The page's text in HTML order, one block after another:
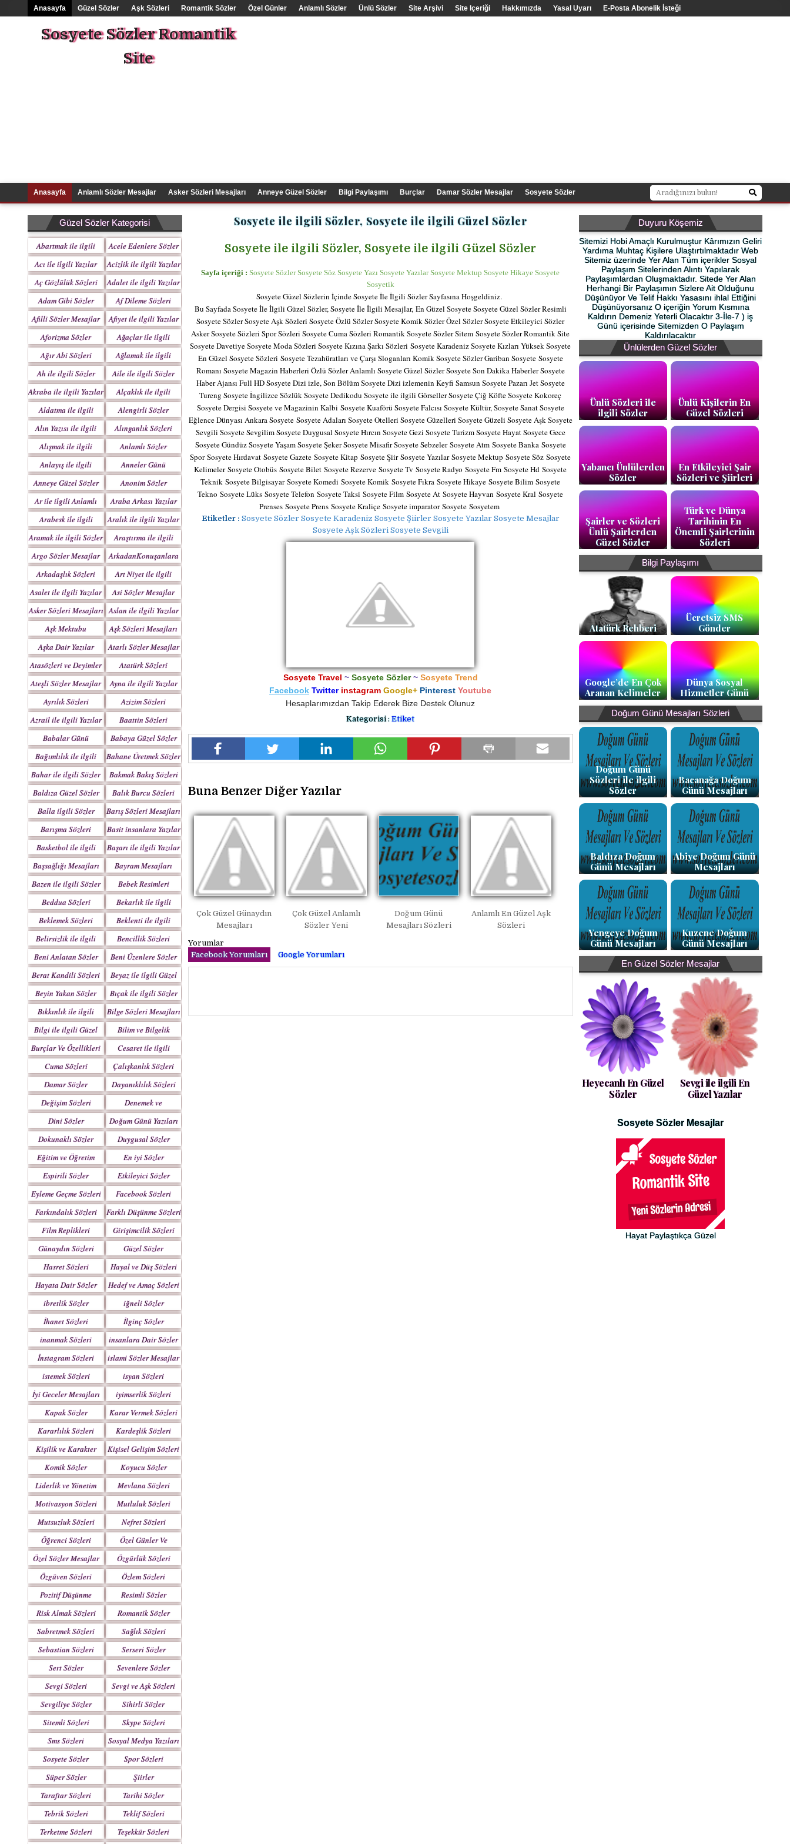
Anasayfa Güzel Sözler Aşk Sözleri Romantik Sözler Özel Günler Anlamlı Sözler Ünlü Sözler Site Arşivi Site Içeriği Hakkımızda Yasal Uyarı E-Posta Abonelik İsteği
Sosyete Sözler Romantik
Site
Anasayfa Anlamlı Sözler Mesajlar Asker Sözleri Mesajları Anneye Güzel Sözler Bilgi Paylaşımı Burçlar Damar Sözler Mesajlar Sosyete Sözler
Güzel Sözler Kategorisi
Abartmak ile ilgili
Yazılar
Acele Edenlere Sözler
Acı ile ilgili Yazılar
Acizlik ile ilgili Yazılar
Aç Gözlülük Sözleri
Adalet ile ilgili Yazılar
Adam Gibi Sözler
Mesajlar
Af Dileme Sözleri
Mesajları
Afilli Sözler Mesajlar
Afiyet ile ilgili Yazılar
Aforizma Sözler
Mesajlar
Ağaçlar ile ilgili
Yazılar
Ağır Abi Sözleri
Mesajları
Ağlamak ile ilgili
Yazılar
Ah ile ilgili Sözler
Aile ile ilgili Sözler
Akraba ile ilgili Yazılar
Alçaklık ile ilgili
Yazılar
Aldatma ile ilgili
Yazıları
Alengirli Sözler
Mesajlar
Alın Yazısı ile ilgili
Sözler
Alınganlık Sözleri
Alışmak ile ilgili
Yazılar
Anlamlı Sözler
Mesajlar
Anlayış ile ilgili
Yazılar
Anneler Günü
Mesajları
Anneye Güzel Sözler
Anonim Sözler
Ar ile ilgili Anlamlı
Sözler
Araba Arkası Yazılar
Arabesk ile ilgili
Yazılar
Aralık ile ilgili Yazılar
Aramak ile ilgili Sözler
Araştırma ile ilgili
Sözler
Argo Sözler Mesajlar
ArkadanKonuşanlara
Sözler
Arkadaşlık Sözleri
Mesajları
Art Niyet ile ilgili
Yazılar
Asalet ile ilgili Yazılar
Asi Sözler Mesajlar
Asker Sözleri Mesajları Aslan ile ilgili Yazılar
Aşk Mektubu
Mektupları
Aşk Sözleri Mesajları
Aşka Dair Yazılar
Atarlı Sözler Mesajlar
Atasözleri ve Deyimler
Atatürk Sözleri
Mesajları
Ateşli Sözler Mesajlar
Ayna ile ilgili Yazılar
Ayrılık Sözleri
Mesajları
Azizim Sözleri
Mesajları
Azrail ile ilgili Yazılar
Baattin Sözleri
Mesajları
Babalar Günü
Babaya Güzel Sözler
Bağımlılık ile ilgili
Yazılar
Bahane Üretmek Sözler
Bahar ile ilgili Sözler
Yazılar
Bakmak Bakış Sözleri
Baldıza Güzel Sözler
Balık Burcu Sözleri
Balla ilgili Sözler
Barış Sözleri Mesajları
Barışma Sözleri
Mesajları
Basit insanlara Yazılar
Basketbol ile ilgili
Sözler
Başarı ile ilgili Yazılar
Başsağlığı Mesajları
Bayram Mesajları
Sözleri
Bazen ile ilgili Sözler
Mesajlar
Bebek Resimleri
Beddua Sözleri
Mesajları
Bekarlık ile ilgili
Sözler
Beklemek Sözleri
Beklenti ile ilgili
Sözler
Belirsizlik ile ilgili
Sözler
Bencillik Sözleri
Mesajları
Beni Anlatan Sözler
Beni Üzenlere Sözler
Berat Kandili Sözleri
Mesajları
Beyaz ile ilgili Güzel
Sözler
Beyin Yakan Sözler
Bıçak ile ilgili Sözler
Bıkkınlık ile ilgili
Sözler
Bilge Sözleri Mesajları
Bilgi ile ilgili Güzel
Sözler
Bilim ve Bilgelik
Sözleri
Burçlar Ve Özellikleri
Cesaret ile ilgili
Yazılar
Cuma Sözleri
Çalışkanlık Sözleri
Damar Sözler
Dayanıklılık Sözleri
Değişim Sözleri
Denemek ve
Çabalamak Sözleri
Dini Sözler
Doğum Günü Yazıları
Dokunaklı Sözler
Duygusal Sözler
Eğitim ve Öğretim
Sözleri
En iyi Sözler
Espirili Sözler
Etkileyici Sözler
Eyleme Geçme Sözleri
Facebook Sözleri
Farkındalık Sözleri
Farklı Düşünme Sözleri
Film Replikleri
Girişimcilik Sözleri
Günaydın Sözleri
Güzel Sözler
Hasret Sözleri
Hayal ve Düş Sözleri
Hayata Dair Sözler
Hedef ve Amaç Sözleri
ibretlik Sözler
iğneli Sözler
İhanet Sözleri
İlginç Sözler
inanmak Sözleri
insanlara Dair Sözler
İnstagram Sözleri
islami Sözler Mesajlar
istemek Sözleri
isyan Sözleri
İyi Geceler Mesajları
iyimserlik Sözleri
Kapak Sözler
Karar Vermek Sözleri
Kararlılık Sözleri
Kardeşlik Sözleri
Kişilik ve Karakter
Sözleri
Kişisel Gelişim Sözleri
Komik Sözler
Koyucu Sözler
Liderlik ve Yönetim
Sözleri
Mevlana Sözleri
Motivasyon Sözleri
Mutluluk Sözleri
Mutsuzluk Sözleri
Nefret Sözleri
Öğrenci Sözleri
Özel Günler Ve
Haftalar
Özel Sözler Mesajlar
Özgürlük Sözleri
Özgüven Sözleri
Özlem Sözleri
Pozitif Düşünme
Sözleri
Resimli Sözler
Risk Almak Sözleri
Romantik Sözler
Sabretmek Sözleri
Sağlık Sözleri
Sebastian Sözleri
Serseri Sözler
Sert Sözler
Sevenlere Sözler
Sevgi Sözleri
Sevgi ve Aşk Sözleri
Sevgiliye Sözler
Sihirli Sözler
Sitemli Sözleri
Skype Sözleri
Sms Sözleri
Sosyal Medya Yazıları
Sosyete Sözler
Mesajlar
Spor Sözleri
Süper Sözler
Şiirler
Taraftar Sözleri
Tarihi Sözler
Tebrik Sözleri
Teklif Sözleri
Terketme Sözleri
Teşekkür Sözleri
Sosyete ile ilgili Sözler, Sosyete ile ilgili Güzel Sözler
Sosyete ile ilgili Sözler, Sosyete ile ilgili Güzel Sözler
Sayfa içeriği : Sosyete Sözler Sosyete Söz Sosyete Yazı Sosyete Yazılar Sosyete Mektup Sosyete Hikaye Sosyete
Sosyetik
Sosyete Güzel Sözlerin İçinde Sosyete İle İlgili Sözler Sayfasına Hoşgeldiniz.
Bu Sayfada Sosyete İle İlgili Güzel Sözler, Sosyete İle İlgili Mesajlar, En Güzel Sosyete Sosyete Güzel Sözler Resimli
Sosyete Sözler Sosyete Aşk Sözleri Sosyete Özlü Sözler Sosyete Komik Sözler Özel Sözler Sosyete Etkileyici Sözler
Asker Sosyete Sözleri Spor Sözleri Sosyete Cuma Sözleri Romantik Sosyete Sözler Sitem Sosyete Sözler Romantik Site
Sosyete Davetiye Sosyete Moda Sözleri Sosyete Kızına Şarkı Sözleri Sosyete Karadeniz Sosyete Kızları Yüksek Sosyete
En Güzel Sosyete Sözleri Sosyete Tezahüratları ve Çarşı Sloganları Komik Sosyete Sözler Gariban Sosyete Sosyete
Romanı Sosyete Magazin Haberleri Özlü Sözler Anlamlı Sosyete Güzel Sözler Sosyete Son Dakika Haberler Sosyete
Haber Ajansı Full HD Sosyete Dizi izle, Son Bölüm Sosyete Dizi izlemenin Keyfi Samsun Sosyete Pazarı Jet Sosyete
Tureng Sosyete İngilizce Sözlük Sosyete Dedikodu Sosyete ile ilgili Görseller Sosyete Çiğ Köfte Sosyete Kokoreç
Sosyete Dergisi Sosyete ve Magazinin Kalbi Sosyete Kuaförü Sosyete Falcısı Sosyete Kültür, Sosyete Sanat Sosyete
Eğlence Dünyası Ankara Sosyete Sosyete Adaları Sosyete Otelleri Sosyete Güzelleri Sosyete Güzeli Sosyete Aşk Sosyete
Sevgili Sosyete Sevgilim Sosyete Duygusal Sosyete Hırcın Sosyete Gezi Sosyete Turizm Sosyete Hayat Sosyete Gece
Sosyete Gündüz Sosyete Yaşam Sosyete Şeker Sosyete Misafir Sosyete SebzelerSosyete Atm Sosyete Banka Sosyete
SporSosyete Hırdavat Sosyete Gazete Sosyete Kitap Sosyete ŞiirSosyete YazılarSosyete Mektup Sosyete Söz Sosyete
KelimelerSosyete Otobüs Sosyete Bilet Sosyete Rezerve Sosyete Tv Sosyete Radyo Sosyete Fm Sosyete Hd Sosyete
Teknik Sosyete BilgisayarSosyete Komedi Sosyete Komik Sosyete Fıkra Sosyete Hikaye Sosyete Bilim Sosyete
Tekno Sosyete Lüks Sosyete Telefon Sosyete Taksi Sosyete Film Sosyete At Sosyete Hayvan Sosyete Kral Sosyete
Prenses Sosyete Prens Sosyete Kraliçe Sosyete imparatorSosyete Sosyetem
Etiketler : Sosyete Sözler Sosyete Karadeniz Sosyete Şiirler Sosyete Yazılar Sosyete Mesajlar
Sosyete Aşk Sözleri Sosyete Sevgili
Sosyete Travel ~ Sosyete Sözler ~ Sosyete Trend
Facebook Twitter instagram Google+ Pinterest Youtube
Hesaplarımızdan Takip Ederek Bize Destek Olunuz
Kategorisi : Etiket
Buna Benzer Diğer Yazılar
Çok Güzel Günaydın
Mesajları
Çok Güzel Anlamlı
Sözler Yeni
Doğum Günü
Mesajları Sözleri
Anlamlı En Güzel Aşk
Sözleri
Yorumlar
Facebook Yorumları
Google Yorumları
Duyuru Köşemiz
Sitemizi Hobi Amaçlı Kurulmuştur Kârımızın Geliri
Yardıma Muhtaç Kişilere Ulaştırtılmaktadır Web
Sitemiz üzerinde Yer Alan Tüm içerikler Sosyal
Paylaşım Sitelerinden Alıntı Yapılarak
Paylaşımlardan Oluşmaktadır. Sitede Yer Alan
Herhangi Bir Paylaşımın Sizlere Ait Olduğunu
Düşünüyor Ve Telif Hakkı Yasasını ihlal Ettiğini
Düşünüyorsanız O içeriğin Yorum Kısmına
Kaldırın Demeniz Yeterli Olacaktır 3-İle-7 ) iş
Günü içerisinde Sitemizden O Paylaşım
Kaldırılacaktır
Ünlülerden Güzel Sözler
Ünlü Sözleri ile
ilgili Sözler
Ünlü Kişilerin En
Güzel Sözleri
Yabancı Ünlülerden
Sözler
En Etkileyici Şair
Sözleri ve Şiirleri
Şairler ve Sözleri
Ünlü Şairlerden
Güzel Sözler
Türk ve Dünya
Tarihinin En
Önemli Şairlerinin
Sözleri
Bilgi Paylaşımı
Atatürk Rehberi
Ücretsiz SMS
Gönder
Google’de En Çok
Aranan Kelimeler
Dünya Sosyal
Hizmetler Günü
Doğum Günü Mesajları Sözleri
Doğum Günü
Sözleri ile ilgili
Sözler
Bacanağa Doğum
Günü Mesajları
Baldıza Doğum
Günü Mesajları
Abiye Doğum Günü
Mesajları
Yengeye Doğum
Günü Mesajları
Kuzene Doğum
Günü Mesajları
En Güzel Sözler Mesajlar
Heyecanlı En Güzel
Sözler
Sevgi ile ilgili En
Güzel Yazılar
Sosyete Sözler Mesajlar
Hayat Paylaştıkça Güzel